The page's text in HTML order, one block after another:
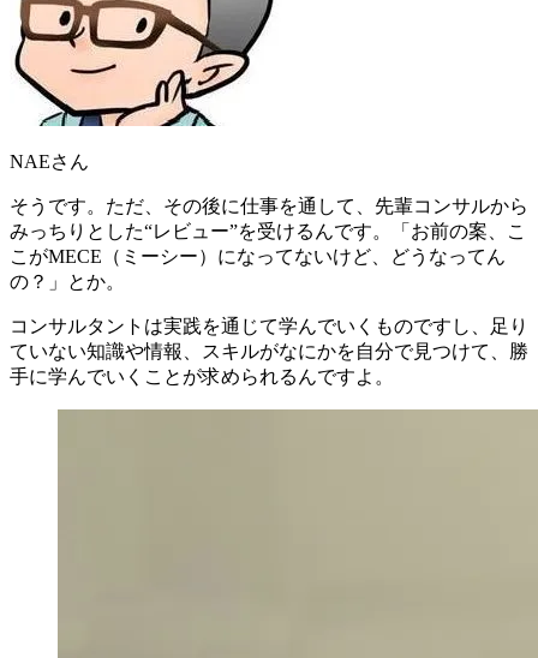
NAEさん
そうです。ただ、その後に仕事を通して、先輩コンサルから
みっちりとした“レビュー”を受けるんです。「 お前の案、こ
こがMECE（ミーシー）になってないけど、どうなってん
の？ 」とか。
コンサルタントは実践を通じて学んでいくものですし、足り
ていない知識や情報、スキルがなにかを自分で見つけて、勝
手に学んでいくことが求められるんですよ。